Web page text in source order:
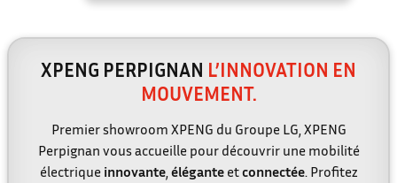
XPENG PERPIGNAN L’INNOVATION EN
MOUVEMENT.
Premier showroom XPENG du Groupe LG, XPENG
Perpignan vous accueille pour découvrir une mobilité
électrique innovante,éléganteetconnectée. Profitez